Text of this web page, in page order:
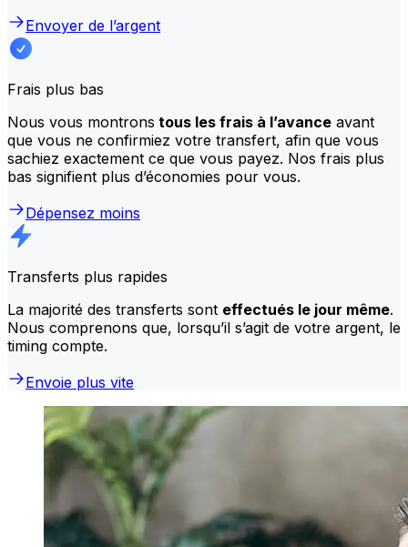
Envoyer de l’argent
Frais plus bas
Nous vous montrons tous les frais à l’avance avant
que vous ne confirmiez votre transfert, afin que vous
sachiez exactement ce que vous payez. Nos frais plus
bas signifient plus d’économies pour vous.
Dépensez moins
Transferts plus rapides
La majorité des transferts sont effectués le jour même.
Nous comprenons que, lorsqu’il s’agit de votre argent, le
timing compte.
Envoie plus vite